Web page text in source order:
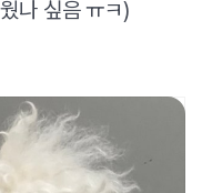
나 싶음 ㅠㅋ)